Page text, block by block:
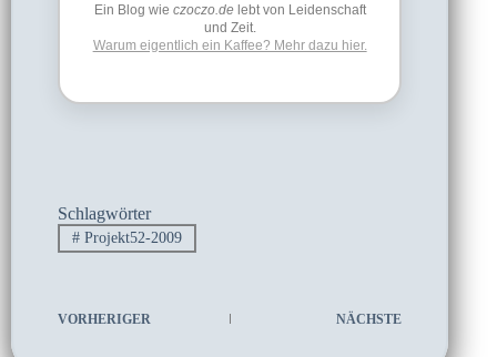
Ein Blog wie czoczo.delebt von Leidenschaft
und Zeit.
Warum eigentlich ein Kaffee? Mehr dazu hier.
Schlagwörter
#Projekt52-2009
VORHERIGER NÄCHSTE